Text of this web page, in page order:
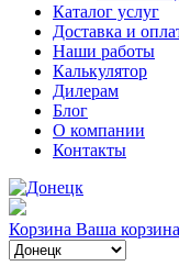
Каталог услуг
Доставка и
Наши работы
Калькулятор
Дилерам
Блог
О компании
Контакты
Корзина Ваша